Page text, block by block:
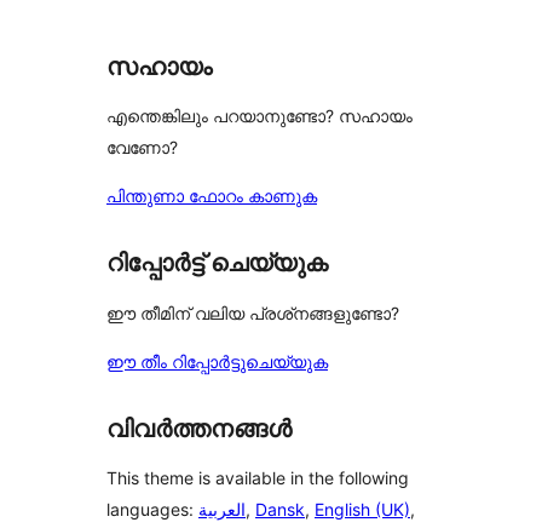
സഹായം
എന്തെങ്കിലും പറയാനുണ്ടോ? സഹായം
വേണോ?
പിന്തുണാ ഫോറം കാണുക
റിപ്പോർട്ട് ചെയ്യുക
ഈ തീമിന് വലിയ പ്രശ്‌നങ്ങളുണ്ടോ?
ഈ തീം റിപ്പോർട്ടുചെയ്യുക
വിവർത്തനങ്ങൾ
This theme is available in the following
languages: العربية, Dansk, English (UK),